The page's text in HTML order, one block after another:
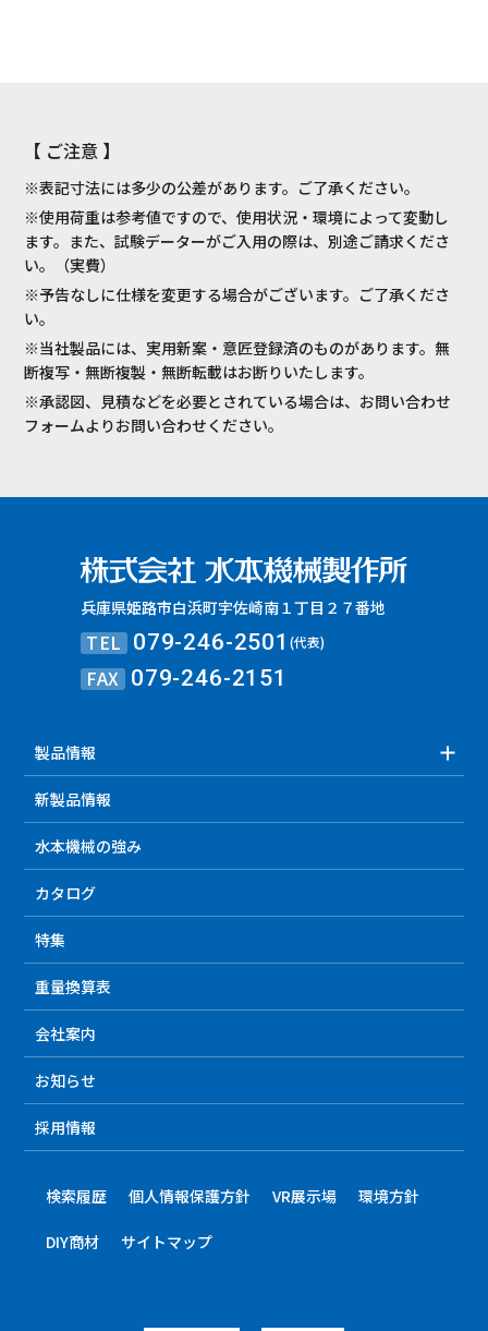
【 ご注意 】
※表記寸法には多少の公差があります。ご了承ください。
※使用荷重は参考値ですので、使用状況・環境によって変動し
ます。また、試験データーがご入用の際は、別途ご請求くださ
い。（実費）
※予告なしに仕様を変更する場合がございます。ご了承くださ
い。
※当社製品には、実用新案・意匠登録済のものがあります。無
断複写・無断複製・無断転載はお断りいたします。
※承認図、見積などを必要とされている場合は、お問い合わせ
フォームよりお問い合わせください。
兵庫県姫路市白浜町宇佐崎南１丁目２７番地
TEL 079-246-2501(代表)
FAX 079-246-2151
製品情報
新製品情報
水本機械の強み
カタログ
特集
重量換算表
会社案内
お知らせ
採用情報
検索履歴 個人情報保護方針 VR展示場 環境方針
DIY商材 サイトマップ